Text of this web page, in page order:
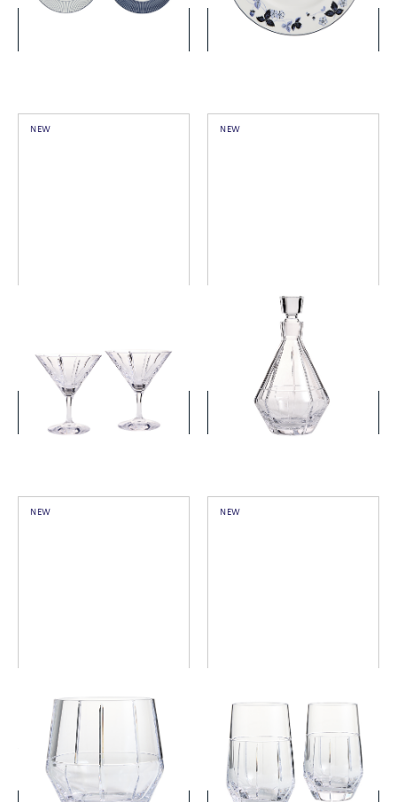
詳細を見る
NEW
￥33,000 (税込)
NEW
ヴェラ・ウォン リュクス グ
ラファイト デキャンタ
(税込)
詳細を見る
NEW
ヴェラ・ウォン リュクス グ
ラファイト ベース20cm/アイ
スバケット
￥55,000
NEW
ヴェラ・ウォン リュクス グ
ラファイト ハイボール ペア
￥33,000 (税込)